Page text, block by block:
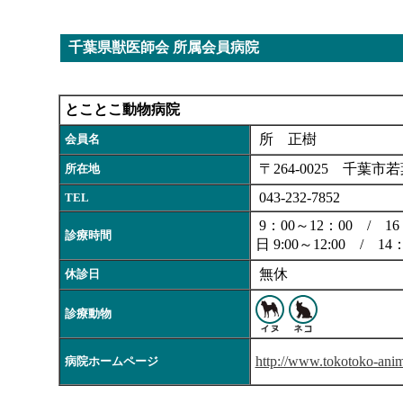
千葉県獣医師会 所属会員病院
とことこ動物病院
会員名 所 正樹
所在地 〒264-0025 千葉市若
TEL 043-232-7852
診療時間
9：00～12：00 / 16
日 9:00～12:00 / 14
休診日 無休
診療動物
病院ホームページ http://www.tokotoko-